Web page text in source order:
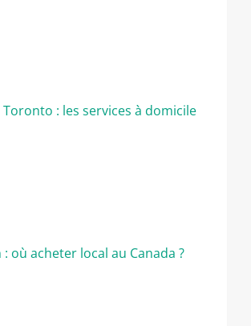
: les services à domicile
où acheter local au Canada ?